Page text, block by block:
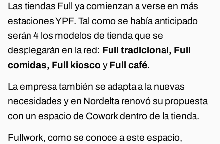
Las tiendas Full ya comienzan a verse en más
estaciones YPF. Tal como se había anticipado
serán 4 los modelos de tienda que se
desplegarán en la red: Full tradicional, Full
comidas, Full kiosco y Full café.
La empresa también se adapta a la nuevas
necesidades y en Nordelta renovó su propuesta
con un espacio de Cowork dentro de la tienda.
Fullwork, como se conoce a este espacio,